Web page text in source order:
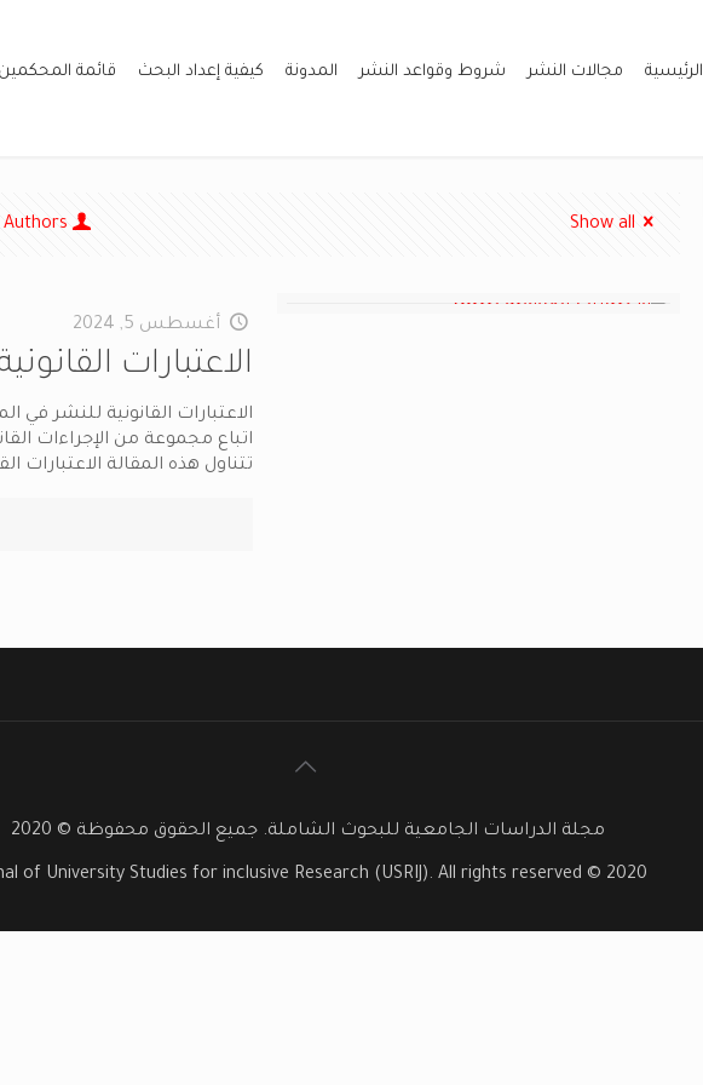
الرئيسية مجالات النشر شروط وقواعد النشر المدونة كيفية إعداد البحث قائمة المحكمين
Authors Show all
أغسطس 5, 2024
الاعتبارات
الاعتبارات القانونية للنشر
اتباع مجموعة من الإجراءات
تتناول هذه المقالة الاعتبارات
مجلة الدراسات الجامعية للبحوث الشاملة. جميع الحقوق محفوظة © 2020
of University Studies for inclusive Research (USRIJ). All rights reserved © 2020